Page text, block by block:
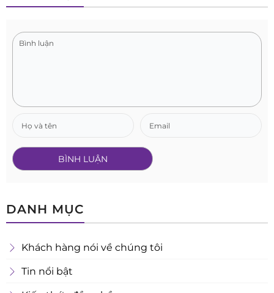
DANH MỤC
Khách hàng nói về chúng tôi
Tin nổi bật